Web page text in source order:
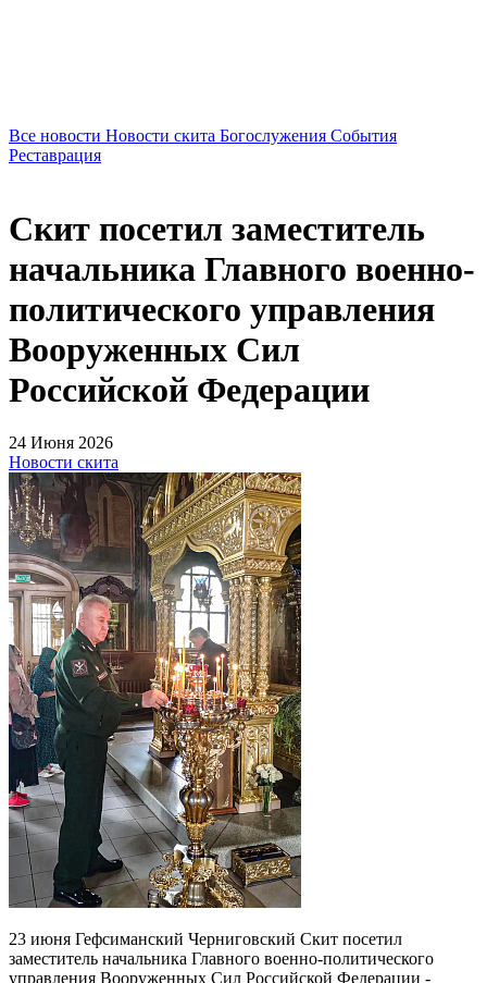
Все новости Новости скита Богослужения События
Реставрация
Скит посетил заместитель
начальника Главного военно-
политического управления
Вооруженных Сил
Российской Федерации
24 Июня 2026
Новости скита
23 июня Гефсиманский Черниговский Скит посетил
заместитель начальника Главного военно-политического
управления Вооруженных Сил Российской Федерации -